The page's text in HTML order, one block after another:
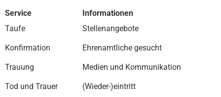
Service
Taufe
Konfirmation
Trauung
Tod und Trauer
Informationen
Stellenangebote
Ehrenamtliche gesucht
Medien und Kommunikation
(Wieder-)eintritt